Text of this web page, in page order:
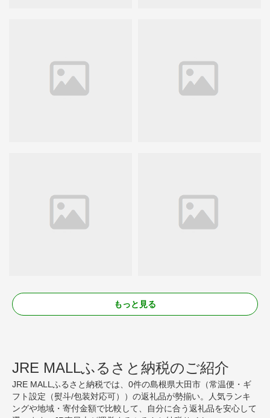
もっと見る
JRE MALLふるさと納税のご紹介
JRE MALLふるさと納税では、0件の島根県大田市（常温便・ギ
フト設定（熨斗/包装対応可））の返礼品が勢揃い。人気ランキ
ングや地域・寄付金額で比較して、自分に合う返礼品を安心して